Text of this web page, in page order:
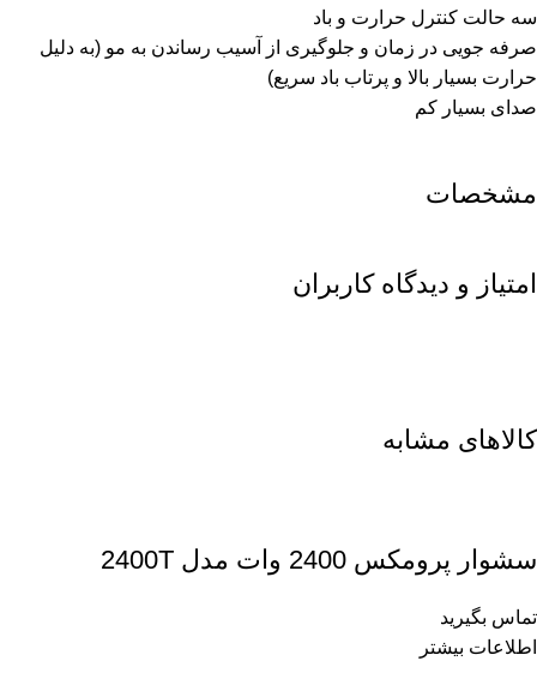
سه حالت کنترل حرارت و باد
صرفه جویی در زمان و جلوگیری از آسیب رساندن به مو (به دلیل
حرارت بسیار بالا و پرتاب باد سریع)
صدای بسیار کم
مشخصات
امتیاز و دیدگاه کاربران
کالاهای مشابه
سشوار پرومکس 2400 وات مدل 2400T
تماس بگیرید
اطلاعات بیشتر